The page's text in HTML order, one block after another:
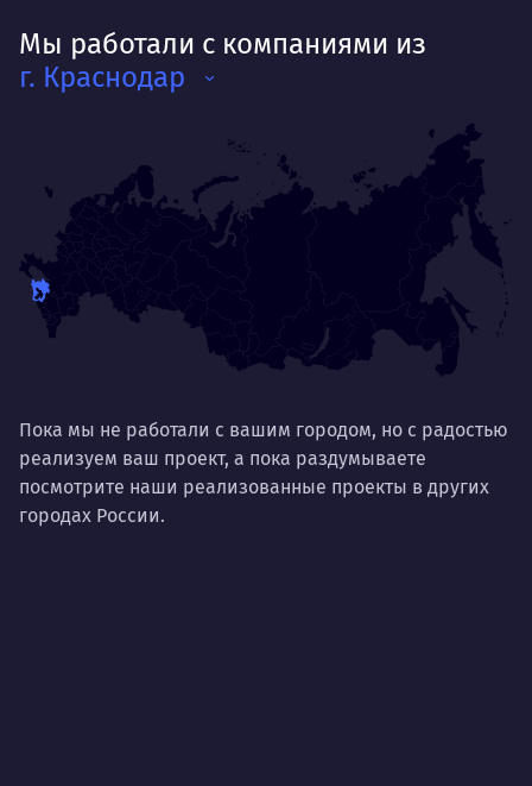
Мы работали с компаниями из
г. Краснодар
Пока мы не работали с вашим городом, но с радостью
реализуем ваш проект, а пока раздумываете
посмотрите наши реализованные проекты в других
городах России.